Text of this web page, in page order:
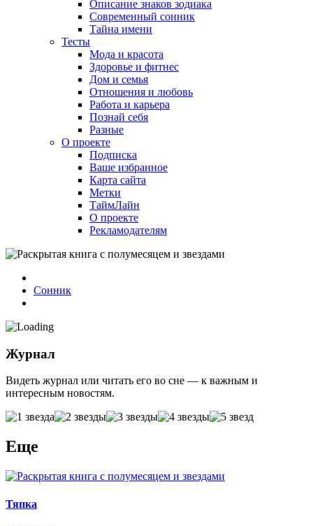
Описание знаков зодиака
Современный сонник
Тайна имени
Тесты
Мода и красота
Здоровье и фитнес
Дом и семья
Отношения и любовь
Работа и карьера
Познай себя
Разные
О проекте
Подписка
Ваше избранное
Карта сайта
Метки
ТаймЛайн
О проекте
Рекламодателям
Сонник
Журнал
Видеть журнал или читать его во сне — к важным и
интересным новостям.
Еще
Тяпка